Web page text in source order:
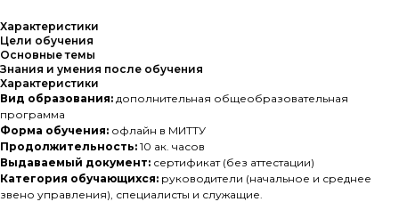
Характеристики
Цели обучения
Основные темы
Знания и умения после обучения
Характеристики
Вид образования: дополнительная общеобразовательная
программа
Форма обучения: офлайн в МИТТУ
Продолжительность: 10 ак. часов
Выдаваемый документ: сертификат (без аттестации)
Категория обучающихся: руководители (начальное и среднее
звено управления), специалисты и служащие.